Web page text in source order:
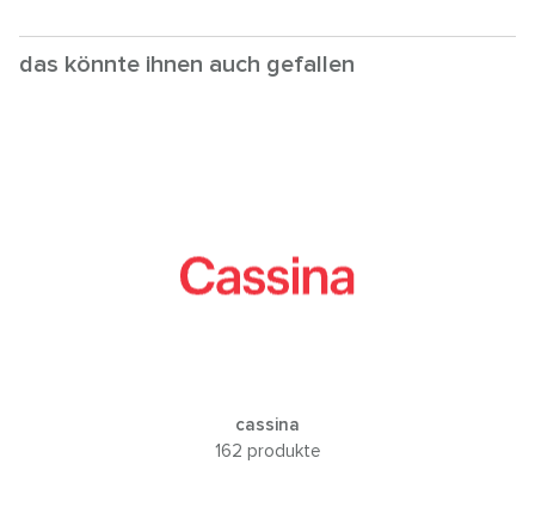
das könnte ihnen auch gefallen
cassina
162 produkte